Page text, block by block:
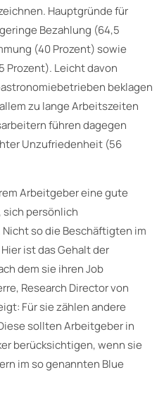
Hauptgründe für
Bezahlung (64,5
(40 Prozent) sowie
Prozent). Leicht davon
beklagen
zu lange Arbeitszeiten
führen dagegen
Unzufriedenheit (56
Arbeitgeber eine gute
sich persönlich
so die Beschäftigten im
ist das Gehalt der
dem sie ihren Job
Research Director von
Für sie zählen andere
sollten Arbeitgeber in
berücksichtigen, wenn sie
im so genannten Blue